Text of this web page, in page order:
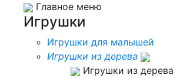
Главное меню
Игрушки
Игрушки для малышей
Игрушки из дерева
Игрушки из дерева